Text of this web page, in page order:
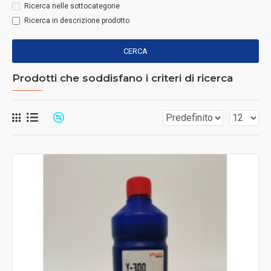
Ricerca nelle sottocategorie
Ricerca in descrizione prodotto
CERCA
Prodotti che soddisfano i criteri di ricerca